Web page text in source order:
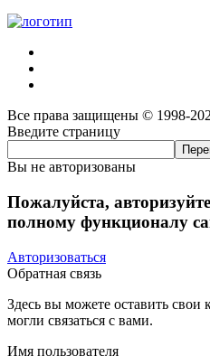
Все права защищены © 1998-
Введите страницу
Вы не авторизованы
Пожалуйста,
полному функционалу
Авторизоваться
Обратная связь
Здесь вы можете оставить
могли связаться с вами.
Имя пользователя